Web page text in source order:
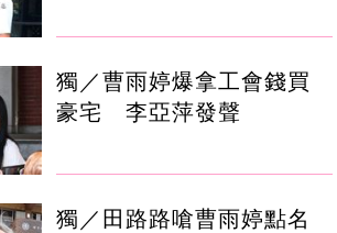
獨／曹雨婷爆拿工會錢買
豪宅 李亞萍發聲
獨／田路路嗆曹雨婷點名